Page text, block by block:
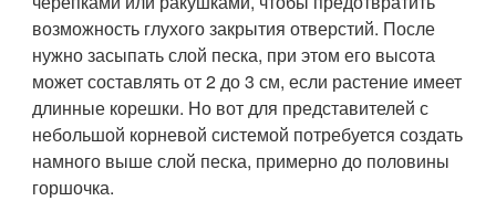
возможность глухого закрытия отверстий. После
нужно засыпать слой песка, при этом его высота
может составлять от 2 до 3 см, если растение имеет
длинные корешки. Но вот для представителей с
небольшой корневой системой потребуется создать
намного выше слой песка, примерно до половины
горшочка.